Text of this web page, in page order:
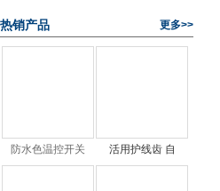
热销产品 更多>>
防水色温控开关 活用护线齿 自